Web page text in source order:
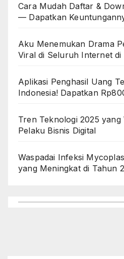
Cara Mudah Daftar &
— Dapatkan
Aku Menemukan Drama
Viral di Seluruh Internet di
Aplikasi Penghasil Uang
Indonesia! Dapatkan
Tren Teknologi 2025 yang
Pelaku Bisnis Digital
Waspadai Infeksi
yang Meningkat di Tahun